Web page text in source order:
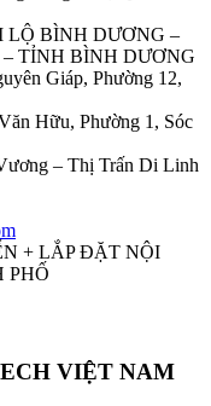
LỘ BÌNH DƯƠNG –
– TỈNH BÌNH DƯƠNG
Giáp, Phường 12,
Hữu, Phường 1, Sóc
– Thị Trấn Di Linh
+ LẮP ĐẶT NỘI
PHỐ
VIỆT NAM